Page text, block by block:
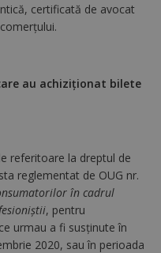
certificată de avocat
au achiziționat bilete
referitoare la dreptul de
reglementat de OUG nr.
în cadrul
, pentru
urmau a fi susţinute în
2020, sau în perioada